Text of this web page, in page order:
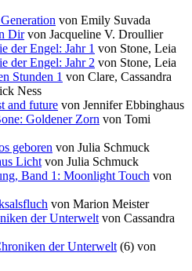
von Emily Suvada
Dirvon Jacqueline V. Droullier
der Engel: Jahr 1 von Stone, Leia
der Engel: Jahr 2 von Stone, Leia
Stunden 1 von Clare, Cassandra
Ness
and future von Jennifer Ebbinghaus
Goldener Zorn von Tomi
geboren von Julia Schmuck
Licht von Julia Schmuck
Band 1: Moonlight Touch von
von Marion Meister
der Unterwelt von Cassandra
der Unterwelt (6) von